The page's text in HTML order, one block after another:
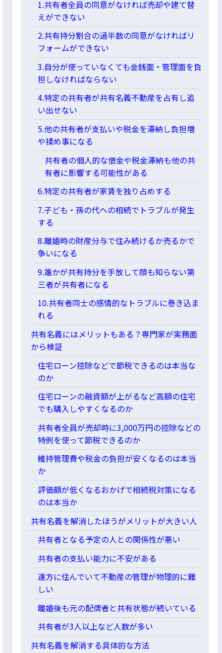
1.共有者全員の同意がなければ売却や建て替
えができない
2.共有持分割合の過半数の同意がなければリ
フォームができない
3.自分が使っていなくても金銭面・管理面を負
担しなければならない
4.特定の共有者が共有名義不動産を占有し追
い出せない
5.他の共有者が支払いや税金を滞納し負担増
や揉め事になる
共有者の個人的な借金や税金滞納も他の共
有者に影響する可能性がある
6.特定の共有者が家賃を独り占めする
7.子ども・孫の代への相続でトラブルが発生
する
8.離婚時の財産分与で住み続けるか売るかで
争いになる
9.誰かが共有持分を手放して顔も知らない第
三者が共有者になる
10.共有者同士の感情的なトラブルに巻き込ま
れる
共有名義にはメリットもある？専門家が実務面
から検証
住宅ローン控除などで節税できるのは本当な
のか
住宅ローンの融資額が上がるなど高額の住宅
でも購入しやすくなるのか
共有者全員が売却時に3,000万円の控除などの
特例を使って節税できるのか
維持管理費や税金の負担が安くなるのは本当
か
評価額が低くなるおかげで相続税対策になる
のは本当か
共有名義を解消したほうがメリットが大きい人
共有者となる予定の人との関係性が悪い
共有者の支払い能力に不安がある
遠方に住んでいて不動産の管理が物理的に難
しい
離婚後も元の配偶者と共有状態が続いている
共有者が3人以上など人数が多い
共有名義を解消する具体的な方法